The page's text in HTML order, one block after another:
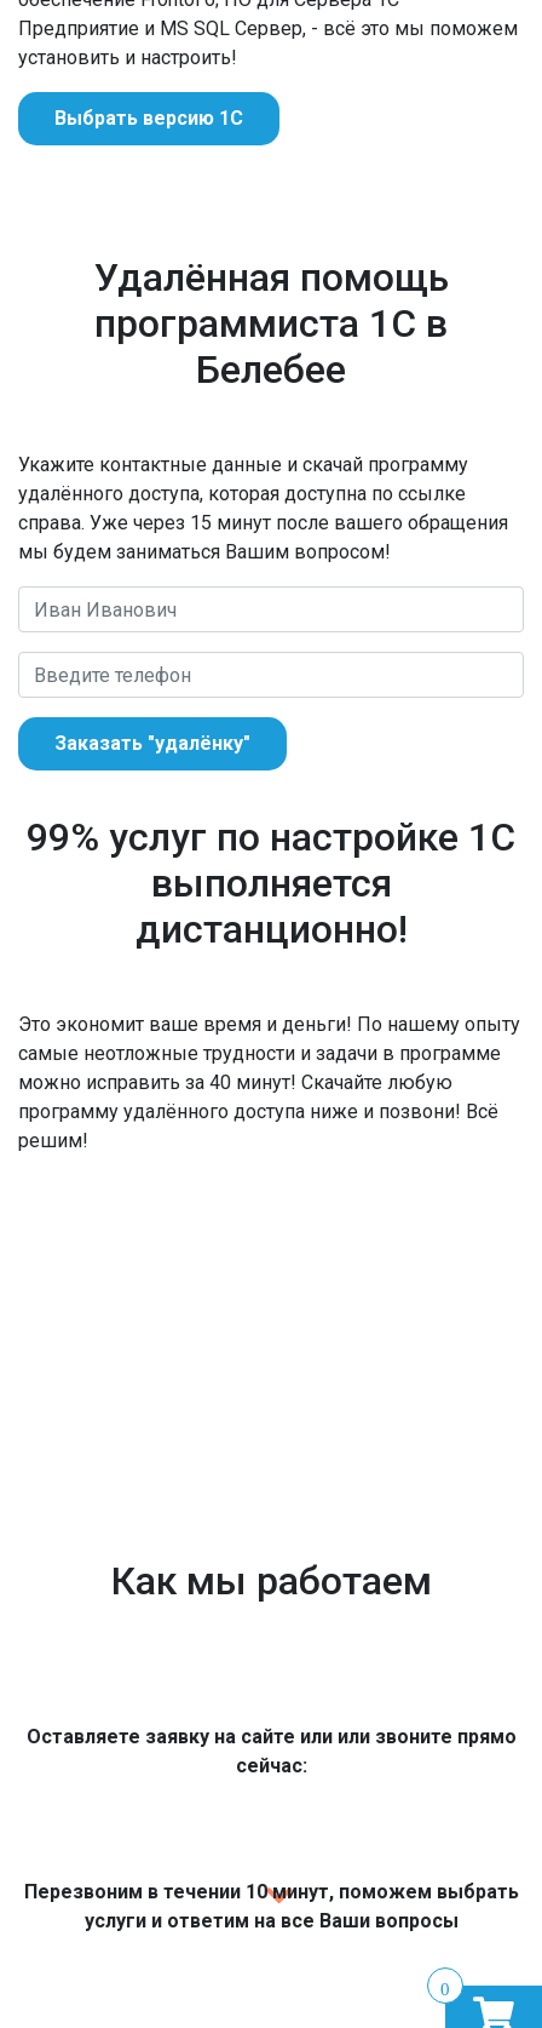
Предприятие и MS SQL Сервер, - всё это мы поможем
установить и настроить!
Выбрать версию 1С
Удалённая помощь
программиста 1С в
Белебее
Укажите контактные данные и скачай программу
удалённого доступа, которая доступна по ссылке
справа. Уже через 15 минут после вашего обращения
мы будем заниматься Вашим вопросом!
Заказать "удалёнку"
99% услуг по настройке 1С
выполняется
дистанционно!
Это экономит ваше время и деньги! По нашему опыту
самые неотложные трудности и задачи в программе
можно исправить за 40 минут! Скачайте любую
программу удалённого доступа ниже и позвони! Всё
решим!
Как мы работаем
Оставляете заявку на сайте или или звоните прямо
сейчас:
Перезвоним в течении 10 минут, поможем выбрать
услуги и ответим на все Ваши вопросы
0